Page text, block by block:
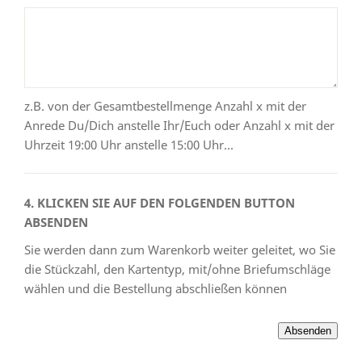
z.B. von der Gesamtbestellmenge Anzahl x mit der
Anrede Du/Dich anstelle Ihr/Euch oder Anzahl x mit der
Uhrzeit 19:00 Uhr anstelle 15:00 Uhr...
4. KLICKEN SIE AUF DEN FOLGENDEN BUTTON
ABSENDEN
Sie werden dann zum Warenkorb weiter geleitet, wo Sie
die Stückzahl, den Kartentyp, mit/ohne Briefumschläge
wählen und die Bestellung abschließen können